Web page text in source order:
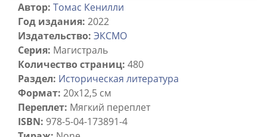
Автор: Томас Кенилли
Год издания: 2022
Издательство: ЭКСМО
Серия: Магистраль
Количество страниц: 480
Раздел: Историческая литература
Формат: 20х12,5 см
Переплет: Мягкий переплет
ISBN: 978-5-04-173891-4